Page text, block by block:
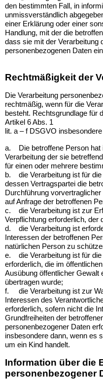
den bestimmten Fall, in
unmissverständlich
einer Erklärung oder einer
Handlung, mit der die
dass sie mit der Verarbeitung
personenbezogenen Daten
Rechtmäßigkeit der
Die Verarbeitung
rechtmäßig, wenn für die
besteht. Rechtsgrundlage für
Artikel 6 Abs. 1
lit. a – f DSGVO
a.
Die betroffene Person
Verarbeitung der sie
für einen oder mehrere
b. die Verarbeitung ist für
dessen Vertragspartei die
Durchführung
auf Anfrage der betroffenen
c. die Verarbeitung ist zur
Verpflichtung erforderlich, der
d. die Verarbeitung ist
Interessen der betroffenen
natürlichen Person zu
e. die Verarbeitung ist für
erforderlich, die im
Ausübung öffentlicher Gewalt
übertragen wurde;
f. die Verarbeitung ist zur
Interessen des
erforderlich, sofern nicht die
Grundfreiheiten der
personenbezogener Daten
insbesondere dann, wenn es
um ein Kind handelt.
Information über die
personenbezogener